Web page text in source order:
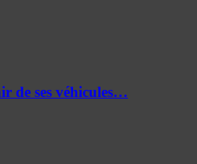
de ses véhicules…